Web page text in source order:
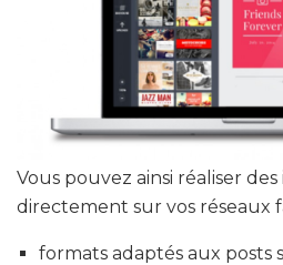
Vous pouvez ainsi réaliser
directement sur vos réseaux
formats adaptés aux posts